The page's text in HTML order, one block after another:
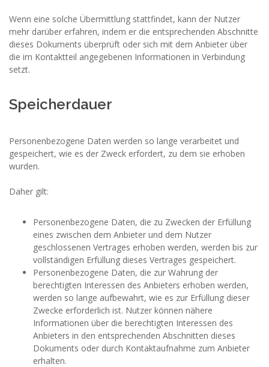
Wenn eine solche Übermittlung stattfindet, kann der Nutzer
mehr darüber erfahren, indem er die entsprechenden Abschnitte
dieses Dokuments überprüft oder sich mit dem Anbieter über
die im Kontaktteil angegebenen Informationen in Verbindung
setzt.
Speicherdauer
Personenbezogene Daten werden so lange verarbeitet und
gespeichert, wie es der Zweck erfordert, zu dem sie erhoben
wurden.
Daher gilt:
Personenbezogene Daten, die zu Zwecken der Erfüllung
eines zwischen dem Anbieter und dem Nutzer
geschlossenen Vertrages erhoben werden, werden bis zur
vollständigen Erfüllung dieses Vertrages gespeichert.
Personenbezogene Daten, die zur Wahrung der
berechtigten Interessen des Anbieters erhoben werden,
werden so lange aufbewahrt, wie es zur Erfüllung dieser
Zwecke erforderlich ist. Nutzer können nähere
Informationen über die berechtigten Interessen des
Anbieters in den entsprechenden Abschnitten dieses
Dokuments oder durch Kontaktaufnahme zum Anbieter
erhalten.